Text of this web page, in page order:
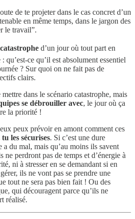
de te projeter dans le cas concret d’un
en même temps, dans le jargon des
le travail”.
d’un jour où tout part en
qu’est-ce qu’il est absolument essentiel
? Sur quoi on ne fait pas de
clairs.
mettre dans le scénario catastrophe, mais
se débrouiller avec, le jour où ça
la priorité !
peux prévoir en amont comment ces
tu les sécurises. Si c’est une dure
du mal, mais qu’au moins ils savent
ne perdront pas de temps et d’énergie à
ni à stresser en se demandant si en
ils ne vont pas se prendre une
tout ne sera pas bien fait ! Ou des
qui découragent parce qu’ils ne
réalisé.